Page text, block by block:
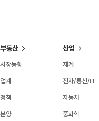
부동산
시장동향
업계
정책
분양
산업
재계
전자/통신/IT
자동차
중화학